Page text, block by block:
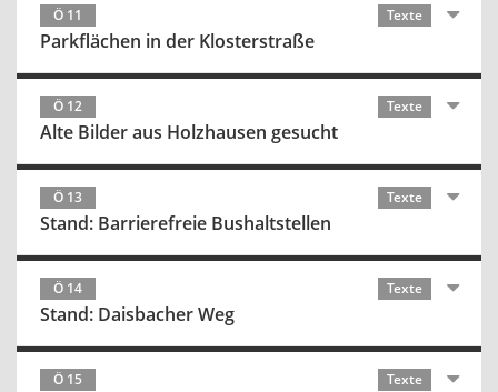
Ö 11 Texte
Parkflächen in der Klosterstraße
Ö 12 Texte
Alte Bilder aus Holzhausen gesucht
Ö 13 Texte
Stand: Barrierefreie Bushaltstellen
Ö 14 Texte
Stand: Daisbacher Weg
Ö 15 Texte